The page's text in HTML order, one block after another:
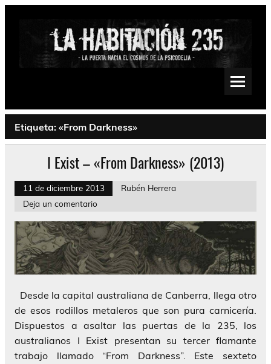
Saltar
Psychedelic, Stoner, Doom, Sludge, Fuzz, Space, Drone
Etiqueta: «From Darkness»
I Exist – «From Darkness» (2013)
11 de diciembre 2013
Rubén Herrera
Deja un comentario
Desde la capital australiana de Canberra, llega otro
de esos rodillos metaleros que son pura carnicería.
Dispuestos a asaltar las puertas de la 235, los
australianos I Exist presentan su tercer flamante
trabajo llamado “From Darkness”. Este sexteto